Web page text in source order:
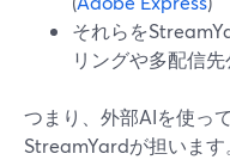
それらを
リングや多配信
つまり、外部AIを使っ
StreamYardが担います